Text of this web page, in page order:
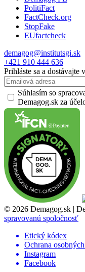
PolitiFact
FactCheck.org
StopFake
EUfactcheck
demagog@institutsgi.sk
+421 910 444 636
Prihláste sa a dostávajte
Súhlasím so
Demagog.sk za
© 2026 Demagog.sk |
spravovanú spoločnosť
Etický kódex
Ochrana
Instagram
Facebook